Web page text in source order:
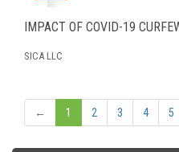
IMPACT OF COVID-19
SICA LLC
← 1 2 3 4 5